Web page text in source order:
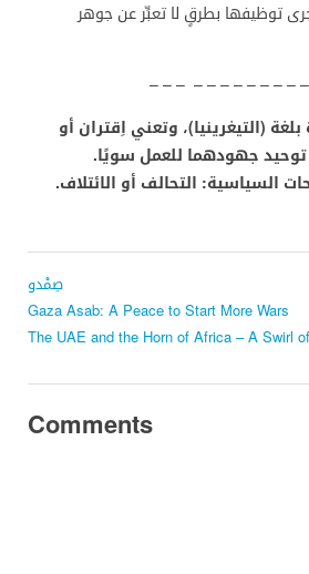
توظيفها بطرقٍ لا تعبِّر عن جوهر
– – – – – – – – – – –
(التيغرينيا)، وتعني اِقتران أو
جهودهما للعمل سويًا.
السياسية: التحالف أو الائتلاف.
صِمْدو
Gaza Asab: A Peace to Start More Wars
The UAE and the Horn of Africa – A Swirl
Comments